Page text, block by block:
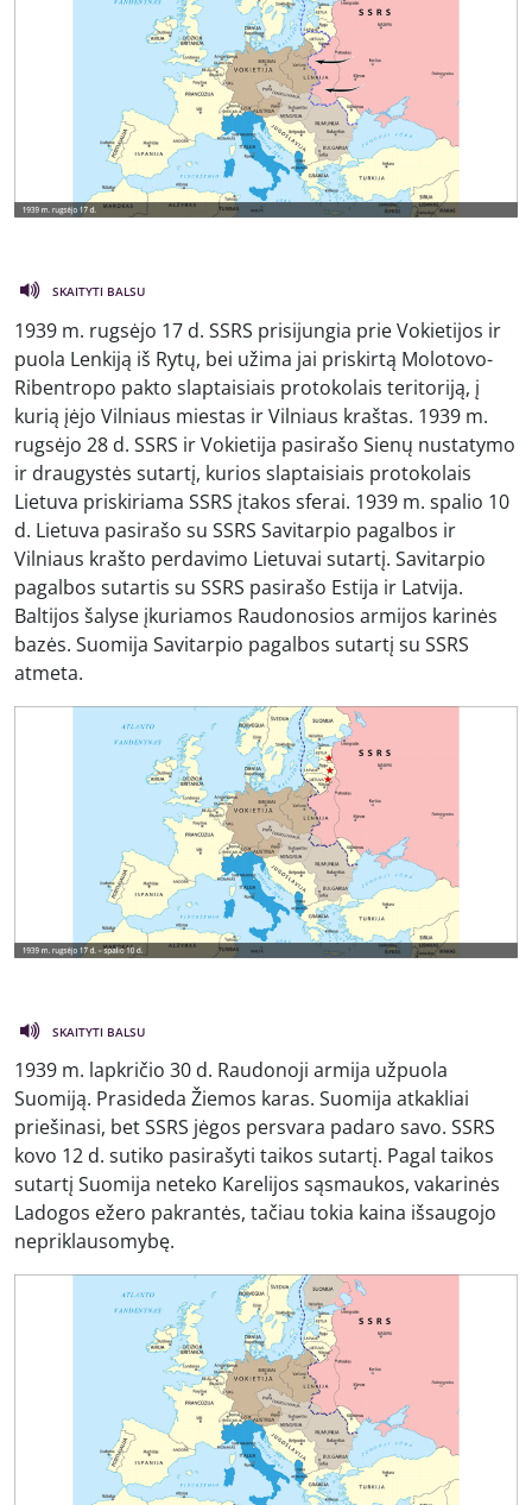
SKAITYTI BALSU
1939 m. rugsėjo 17 d. SSRS prisijungia prie Vokietijos ir
puola Lenkiją iš Rytų, bei užima jai priskirtą Molotovo-
Ribentropo pakto slaptaisiais protokolais teritoriją, į
kurią įėjo Vilniaus miestas ir Vilniaus kraštas. 1939 m.
rugsėjo 28 d. SSRS ir Vokietija pasirašo Sienų nustatymo
ir draugystės sutartį, kurios slaptaisiais protokolais
Lietuva priskiriama SSRS įtakos sferai. 1939 m. spalio 10
d. Lietuva pasirašo su SSRS Savitarpio pagalbos ir
Vilniaus krašto perdavimo Lietuvai sutartį. Savitarpio
pagalbos sutartis su SSRS pasirašo Estija ir Latvija.
Baltijos šalyse įkuriamos Raudonosios armijos karinės
bazės. Suomija Savitarpio pagalbos sutartį su SSRS
atmeta.
SKAITYTI BALSU
1939 m. lapkričio 30 d. Raudonoji armija užpuola
Suomiją. Prasideda Žiemos karas. Suomija atkakliai
priešinasi, bet SSRS jėgos persvara padaro savo. SSRS
kovo 12 d. sutiko pasirašyti taikos sutartį. Pagal taikos
sutartį Suomija neteko Karelijos sąsmaukos, vakarinės
Ladogos ežero pakrantės, tačiau tokia kaina išsaugojo
nepriklausomybę.